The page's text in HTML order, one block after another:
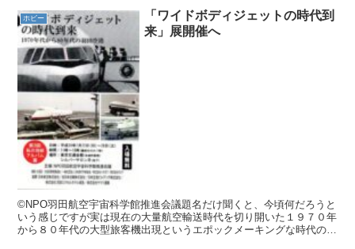
ホビー
「ワイドボディジェットの時代到
来」展開催へ
©NPO羽田航空宇宙科学館推進会議題名だけ聞くと、今頃何だろうと
いう感じですが実は現在の大量航空輸送時代を切り開いた１９７０年
から８０年代の大型旅客機出現というエポックメーキングな時代の